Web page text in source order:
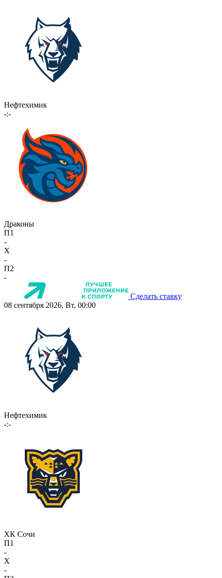
Нефтехимик
-:-
Драконы
П1
-
X
-
П2
-
Сделать ставку
08 сентября 2026, Вт, 00:00
Нефтехимик
-:-
ХК Сочи
П1
-
X
-